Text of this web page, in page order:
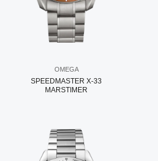
OMEGA
SPEEDMASTER X-33
MARSTIMER